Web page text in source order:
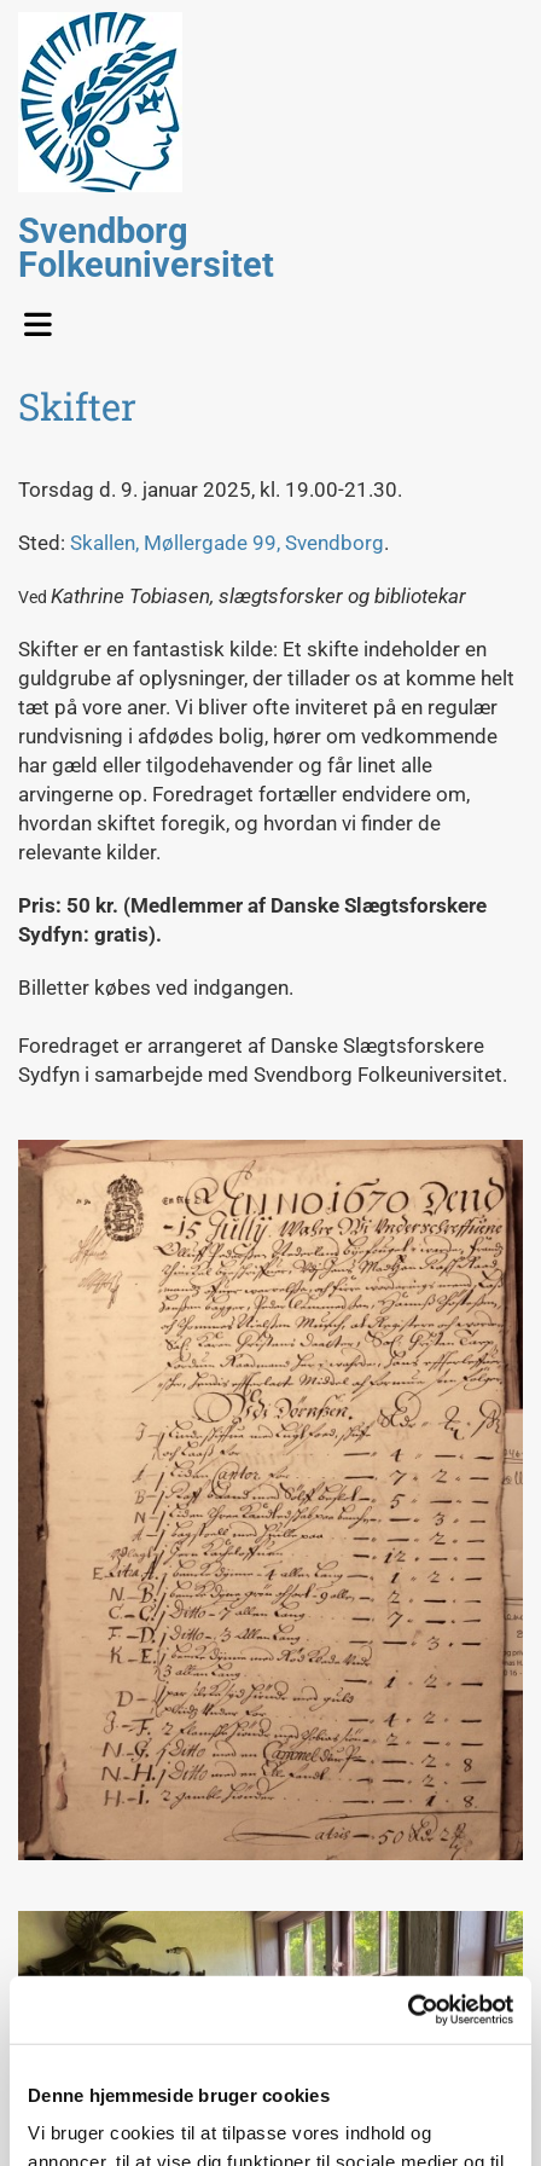
Denne hjemmeside bruger cookies
Vi bruger cookies til at tilpasse vores indhold og
annoncer, til at vise dig funktioner til sociale medier og til
Svendborg
Folkeuniversitet
Skifter
Torsdag d. 9. januar 2025, kl. 19.00-21.30.
Sted: Skallen, Møllergade 99, Svendborg.
Ved Kathrine Tobiasen, slægtsforsker og bibliotekar
Skifter er en fantastisk kilde: Et skifte indeholder en
guldgrube af oplysninger, der tillader os at komme helt
tæt på vore aner. Vi bliver ofte inviteret på en regulær
rundvisning i afdødes bolig, hører om vedkommende
har gæld eller tilgodehavender og får linet alle
arvingerne op. Foredraget fortæller endvidere om,
hvordan skiftet foregik, og hvordan vi finder de
relevante kilder.
Pris: 50 kr. (Medlemmer af Danske Slægtsforskere
Sydfyn: gratis).
Billetter købes ved indgangen.
Foredraget er arrangeret af Danske Slægtsforskere
Sydfyn i samarbejde med Svendborg Folkeuniversitet.